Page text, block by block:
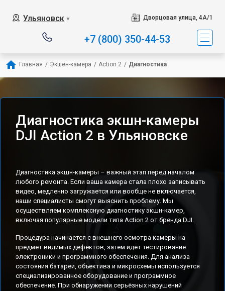
Ульяновск ▼ Дворцовая улица, 4А/1
+7 (800) 350-44-53
Главная / Экшен-камера / Action 2 / Диагностика
Диагностика экшн-камеры
DJI Action 2 в Ульяновске
Диагностика экшн-камеры – важный этап перед началом
любого ремонта. Если ваша камера стала плохо записывать
видео, медленно загружается или вообще не включается,
наши специалисты смогут выяснить проблему. Мы
осуществляем комплексную диагностику экшн-камер,
включая популярные модели типа Action 2 от бренда DJI.
Процедура начинается с внешнего осмотра камеры на
предмет видимых дефектов, затем идёт тестирование
электроники и программного обеспечения. Для анализа
состояния батареи, объектива и микросхемы используется
специализированное оборудование и программное
обеспечение. При обнаружении серьёзных нарушений